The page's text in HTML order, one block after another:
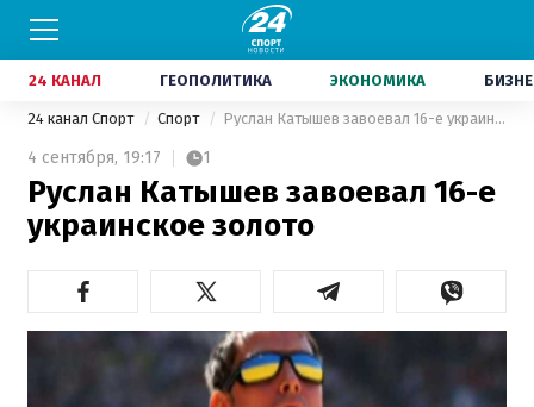
24 КАНАЛ ГЕОПОЛИТИКА ЭКОНОМИКА
24 канал Спорт Спорт Руслан Катышев завоевал 16-е украинское золото
4 сентября, 19:17 1
Руслан Катышев завоевал 16-е
украинское золото